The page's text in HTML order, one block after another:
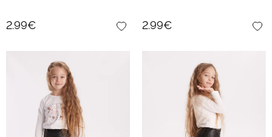
2.99€ 2.99€